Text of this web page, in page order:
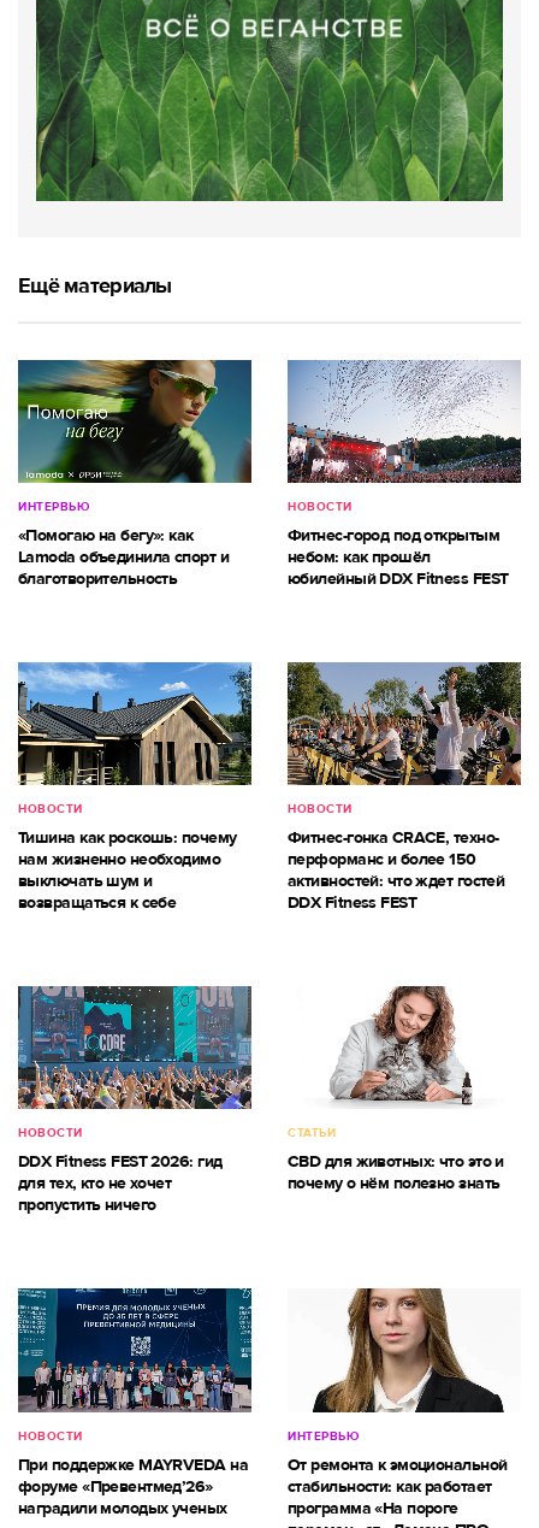
Ещё материалы
ИНТЕРВЬЮ
«Помогаю на бегу»: как
Lamoda объединила спорт и
благотворительность
НОВОСТИ
Фитнес-город под открытым
небом: как прошёл
юбилейный DDX Fitness FEST
НОВОСТИ
Тишина как роскошь: почему
нам жизненно необходимо
выключать шум и
возвращаться к себе
НОВОСТИ
Фитнес-гонка CRACE, техно-
перформанс и более 150
активностей: что ждет гостей
DDX Fitness FEST
НОВОСТИ
DDX Fitness FEST 2026: гид
для тех, кто не хочет
пропустить ничего
СТАТЬИ
CBD для животных: что это и
почему о нём полезно знать
НОВОСТИ
При поддержке MAYRVEDA на
форуме «Превентмед’26»
наградили молодых ученых
ИНТЕРВЬЮ
От ремонта к эмоциональной
стабильности: как работает
программа «На пороге